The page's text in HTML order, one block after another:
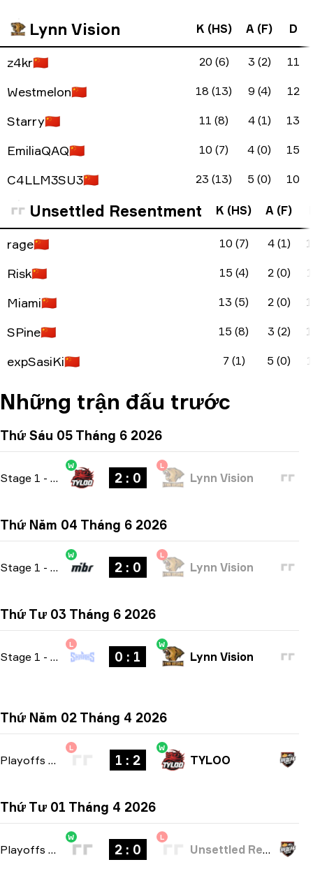
Lynn Vision K (HS) A (F) D
z4kr🇨🇳 20 (6) 3 (2) 11
Westmelon🇨🇳 18 (13) 9 (4) 12
Starry🇨🇳 11 (8) 4 (1) 13
EmiliaQAQ🇨🇳 10 (7) 4 (0) 15
C4LLM3SU3🇨🇳 23 (13) 5 (0) 10
Unsettled Resentment K (HS) A (F)
rage🇨🇳 10 (7) 4 (1)
Risk🇨🇳 15 (4) 2 (0)
Miami🇨🇳 13 (5) 2 (0)
SPine🇨🇳 15 (8) 3 (2)
expSasiKi🇨🇳 7 (1) 5 (0)
Những trận đấu trước
Thứ Sáu 05 Tháng 6 2026
Stage 1 - bo3
W
2 : 0
L
Lynn Vision
Thứ Năm 04 Tháng 6 2026
Stage 1 - bo3
W
2 : 0
L
Lynn Vision
Thứ Tư 03 Tháng 6 2026
Stage 1 - bo1
L
0 : 1
W
Lynn Vision
Thứ Năm 02 Tháng 4 2026
Playoffs
L
1 : 2
W
TYLOO
Thứ Tư 01 Tháng 4 2026
Playoffs bo3
W
2 : 0
L
Unsettled Resentment